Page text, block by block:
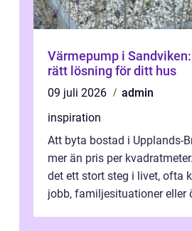
Värmepump i
rätt lösning för ditt hus
09 juli 2026
admin
inspiration
Att byta bostad i Upplands-
mer än pris per
det ett stort steg i livet, ofta
jobb, familjesituationer eller